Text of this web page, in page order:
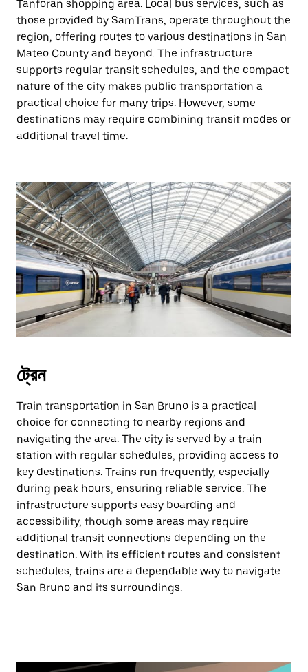
Tanforan shopping area. Local bus services, such as
those provided by SamTrans, operate throughout the
region, offering routes to various destinations in San
Mateo County and beyond. The infrastructure
supports regular transit schedules, and the compact
nature of the city makes public transportation a
practical choice for many trips. However, some
destinations may require combining transit modes or
additional travel time.
ট্রেন
Train transportation in San Bruno is a practical
choice for connecting to nearby regions and
navigating the area. The city is served by a train
station with regular schedules, providing access to
key destinations. Trains run frequently, especially
during peak hours, ensuring reliable service. The
infrastructure supports easy boarding and
accessibility, though some areas may require
additional transit connections depending on the
destination. With its efficient routes and consistent
schedules, trains are a dependable way to navigate
San Bruno and its surroundings.